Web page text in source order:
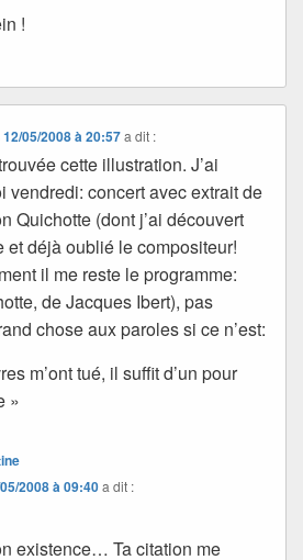
!
12/05/2008 à 20:57 a dit :
cette illustration. J’ai
vendredi: concert avec extrait de
Quichotte (dont j’ai découvert
et déjà oublié le compositeur!
il me reste le programme:
de Jacques Ibert), pas
chose aux paroles si ce n’est:
m’ont tué, il suffit d’un pour
»
2008 à 09:40a dit :
existence… Ta citation me